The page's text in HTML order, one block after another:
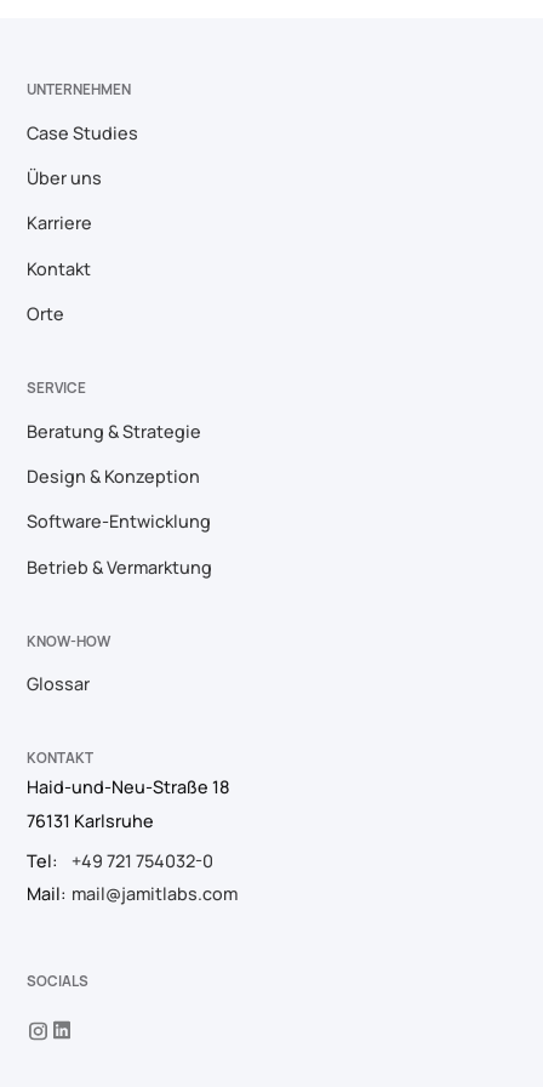
UNTERNEHMEN
Case Studies
Über uns
Karriere
Kontakt
Orte
SERVICE
Beratung & Strategie
Design & Konzeption
Software-Entwicklung
Betrieb & Vermarktung
KNOW-HOW
Glossar
KONTAKT
Haid-und-Neu-Straße 18
76131 Karlsruhe
Tel:
+49 721 754032-0
Mail: mail@jamitlabs.com
SOCIALS